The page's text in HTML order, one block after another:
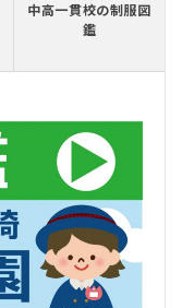
中高一貫校の制服図
鑑